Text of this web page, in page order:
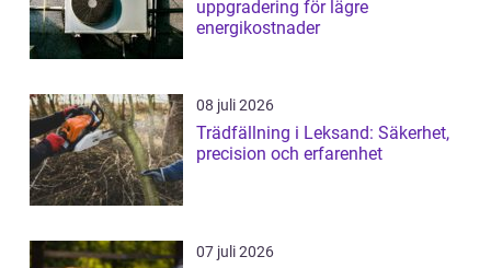
uppgradering för lägre
energikostnader
08 juli 2026
Trädfällning i Leksand: Säkerhet,
precision och erfarenhet
07 juli 2026